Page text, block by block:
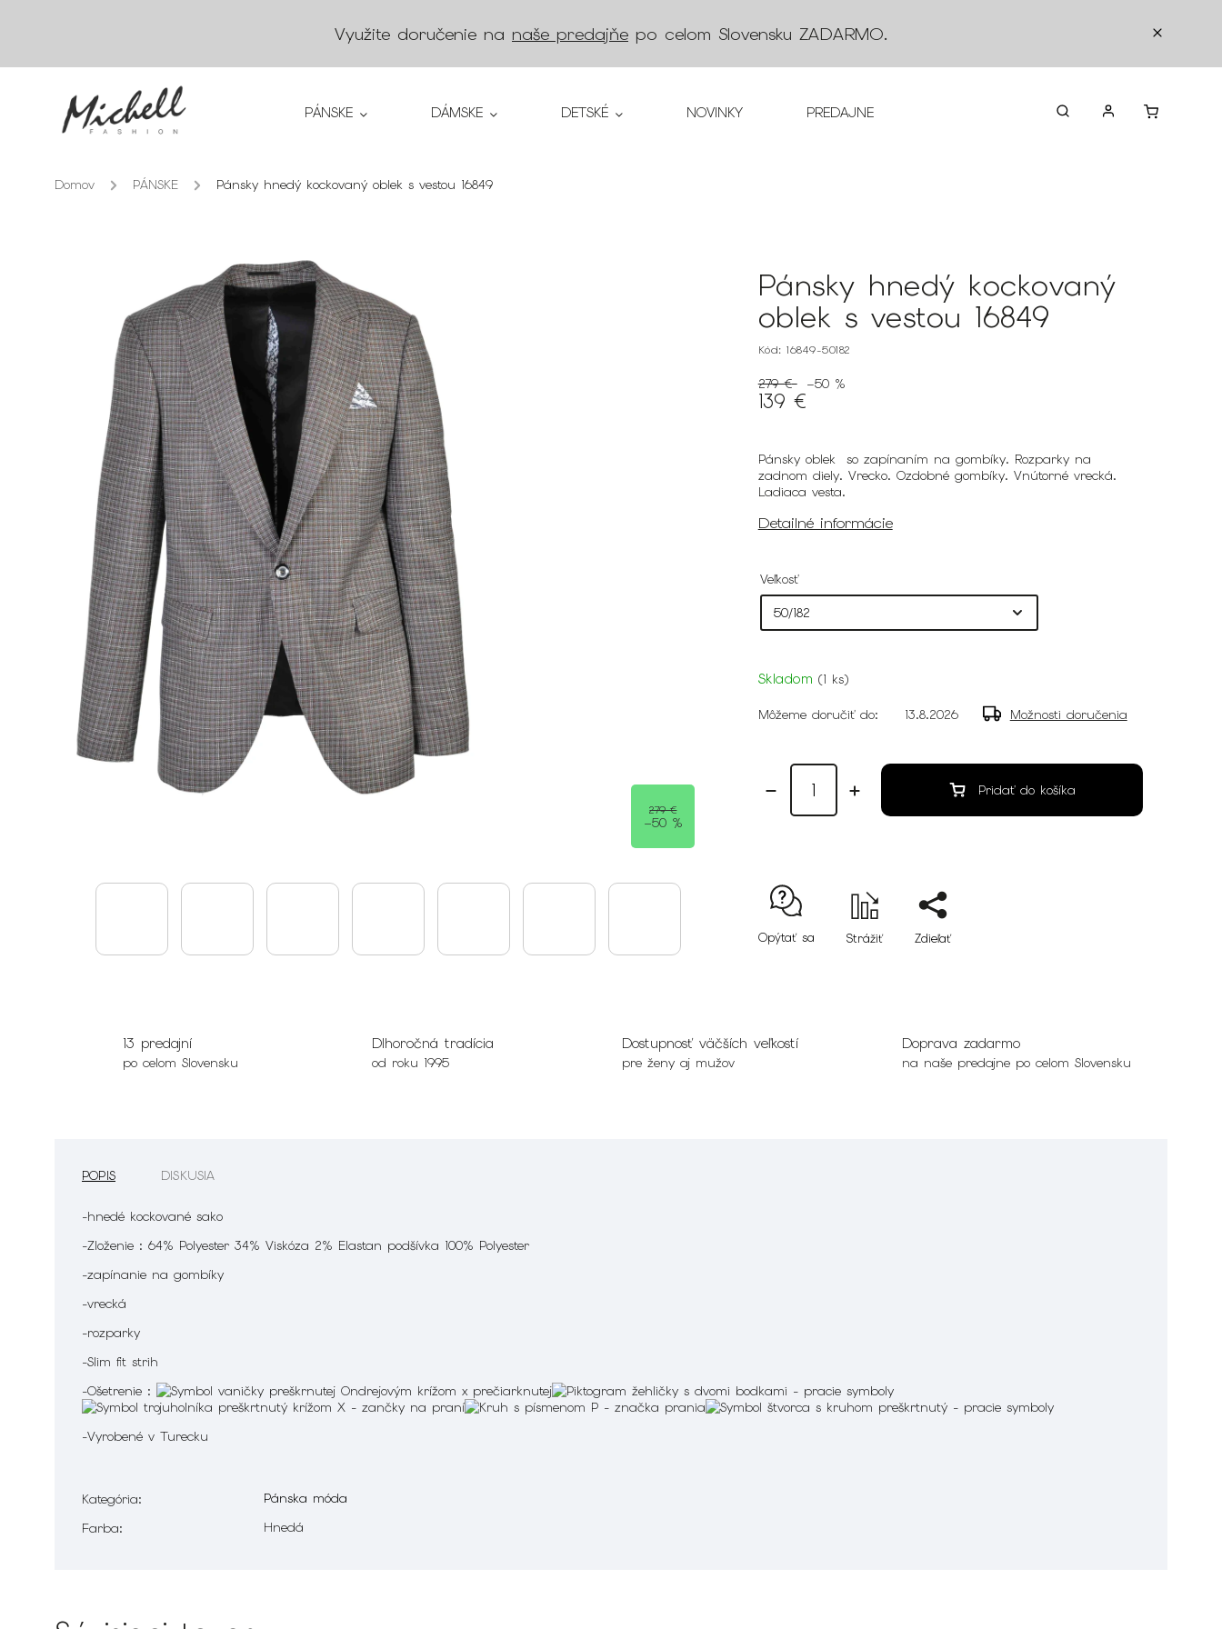
Využite doručenie na naše predajňe po celom Slovensku ZADARMO.
PÁNSKE DÁMSKE DETSKÉ NOVINKY PREDAJNE KONTAKTY
Domov / PÁNSKE / Pánsky hnedý kockovaný oblek s vestou 16849
279 €
–50 %
Pánsky hnedý kockovaný
oblek s vestou 16849
Kód: 16849-50182
279 € –50 %
139 €
Pánsky oblek so zapínaním na gombíky. Rozparky na
zadnom diely. Vrecko. Ozdobné gombíky. Vnútorné vrecká.
Ladiaca vesta.
Detailné informácie
Veľkosť
Skladom (1 ks)
Môžeme doručiť do: 13.8.2026 Možnosti doručenia
Pridať do košíka
Opýtať sa Strážiť Zdieľať
13 predajní
po celom Slovensku
Dlhoročná tradícia
od roku 1995
Dostupnosť väčších veľkostí
pre ženy aj mužov
Doprava zadarmo
na naše predajne po celom Slovensku
POPIS DISKUSIA
-hnedé kockované sako
-Zloženie : 64% Polyester 34% Viskóza 2% Elastan podšívka 100% Polyester
-zapínanie na gombíky
-vrecká
-rozparky
-Slim fit strih
-Ošetrenie :
-Vyrobené v Turecku
Kategória:
Pánska móda
Farba: Hnedá